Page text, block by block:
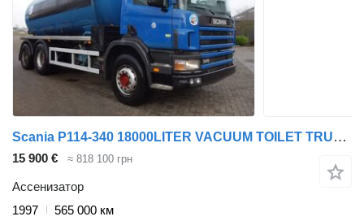
Scania P114-340 18000LITER VACUUM TOILET TRUCK,MANUAL POMP
15 900 € ≈ 818 100 грн
Ассенизатор
1997
565 000 км